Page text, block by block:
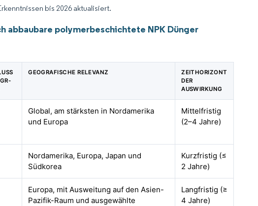
bis 2026 aktualisiert.
polymerbeschichtete NPK Dünger
GEOGRAFISCHE RELEVANZ
ZEITHORIZONT
DER
AUSWIRKUNG
Global, am stärksten in Nordamerika
und Europa
Mittelfristig
(2–4 Jahre)
Nordamerika, Europa, Japan und
Südkorea
Kurzfristig (≤
2 Jahre)
Europa, mit Ausweitung auf den Asien-
Pazifik-Raum und ausgewählte
Langfristig (≥
4 Jahre)